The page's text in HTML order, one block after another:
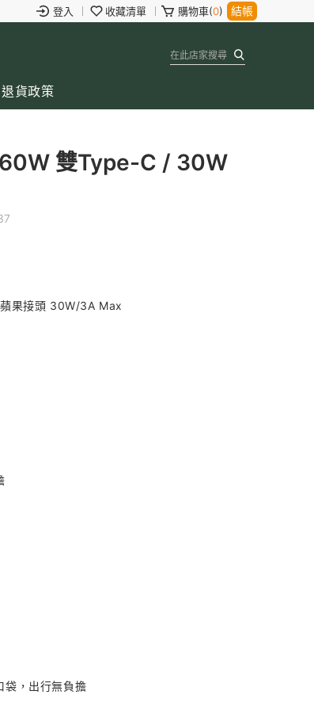
登入 收藏清單 購物車(0) 結帳
退貨政策
雙Type-C / 30W
果接頭 30W/3A Max
袋，出行無負擔